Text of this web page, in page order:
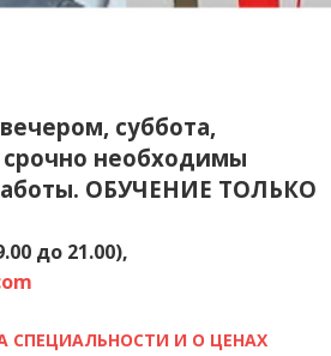
суббота,
необходимы
ОБУЧЕНИЕ ТОЛЬКО
до 21.00),
СПЕЦИАЛЬНОСТИ И О ЦЕНАХ